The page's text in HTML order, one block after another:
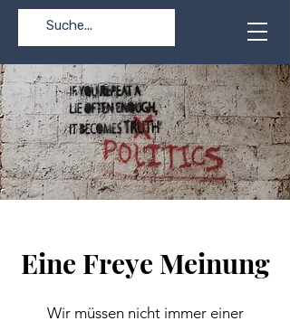
Eine Freye Meinung
Wir müssen nicht immer einer